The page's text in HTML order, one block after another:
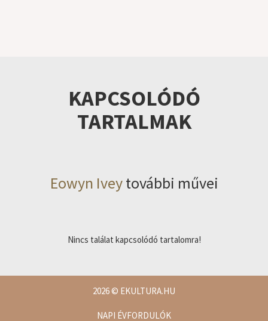
KAPCSOLÓDÓ
TARTALMAK
Eowyn Iveytovábbi művei
Nincs találat kapcsolódó tartalomra!
2026© EKULTURA.HU
NAPI ÉVFORDULÓK